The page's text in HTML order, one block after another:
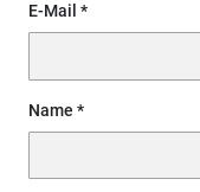
E-Mail
Name